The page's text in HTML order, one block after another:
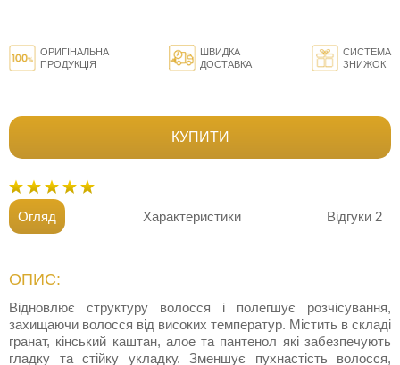
ОРИГІНАЛЬНА
ПРОДУКЦІЯ
ШВИДКА
ДОСТАВКА
СИСТЕМА
ЗНИЖОК
КУПИТИ
Огляд Характеристики Відгуки 2
ОПИС:
Відновлює структуру волосся і полегшує розчісування,
захищаючи волосся від високих температур. Містить в складі
гранат, кінський каштан, алое та пантенол які забезпечують
гладку та стійку укладку. Зменшує пухнастість волосся,